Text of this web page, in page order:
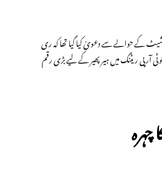
چارج شیٹ کے حوالے سے دعویٰ کیا گیا تھا کہ ری
پی ریٹنگ میں ہیرپھیر کے لیے بڑی رقم